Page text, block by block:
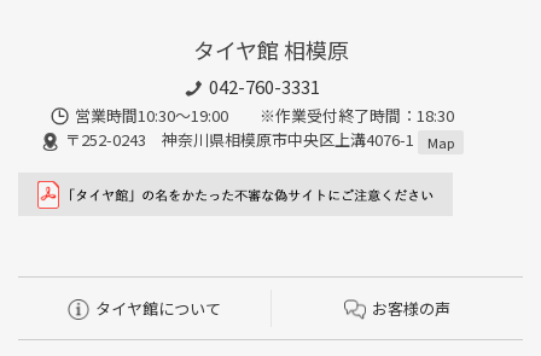
タイヤ館 相模原
042-760-3331
営業時間10:30～19:00 ※作業受付終了時間：18:30
〒252-0243 神奈川県相模原市中央区上溝4076-1
Map
タイヤ館について お客様の声